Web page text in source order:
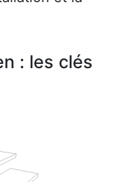
: les clés